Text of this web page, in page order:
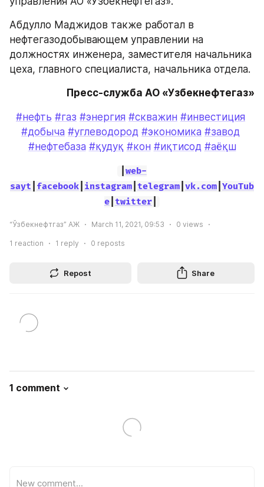
Абдулло Маджидов также работал в
нефтегазодобывающем управлении на
должностях инженера, заместителя начальника
цеха, главного специалиста, начальника отдела.
Пресс-служба АО «Узбекнефтегаз»
#нефть #газ #энергия #скважин #инвестиция
#добыча #углеводород #экономика #завод
#нефтебаза #қудуқ #кон #иқтисод #аёқш
web-
sayt facebook instagram telegram vk.com YouTub
e| twitter|
“Ўзбекнефтгаз” АЖ March 11, 2021, 09:53 0 views
1 reaction 1 reply 0 reposts
Repost Share
1 comment